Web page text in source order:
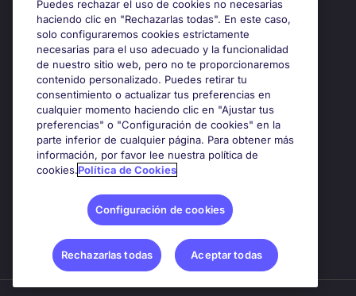
Premios y certificaciones
4.8
Puedes rechazar el uso de cookies no necesarias
haciendo clic en "Rechazarlas todas". En este caso,
solo configuraremos cookies estrictamente
necesarias para el uso adecuado y la funcionalidad
de nuestro sitio web, pero no te proporcionaremos
contenido personalizado. Puedes retirar tu
consentimiento o actualizar tus preferencias en
cualquier momento haciendo clic en "Ajustar tus
preferencias" o "Configuración de cookies" en la
parte inferior de cualquier página. Para obtener más
información, por favor lee nuestra política de
cookies.Política de Cookies
Configuración de cookies
Rechazarlas todas Aceptar todas